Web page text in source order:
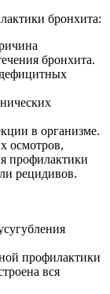
бронхита:
бронхита.
в организме.
осмотров,
профилактики
рецидивов.
профилактики
вся